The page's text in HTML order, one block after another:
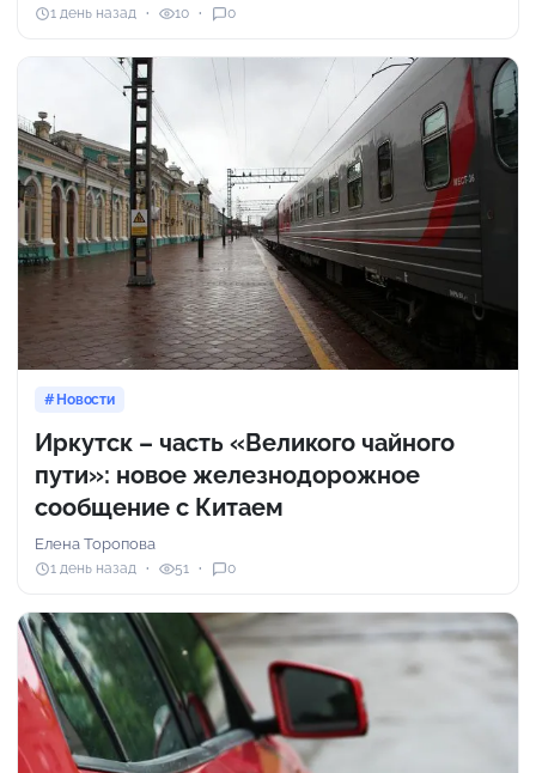
1 день назад 10 0
Новости
Иркутск – часть «Великого чайного
пути»: новое железнодорожное
сообщение с Китаем
Елена Торопова
1 день назад 51 0